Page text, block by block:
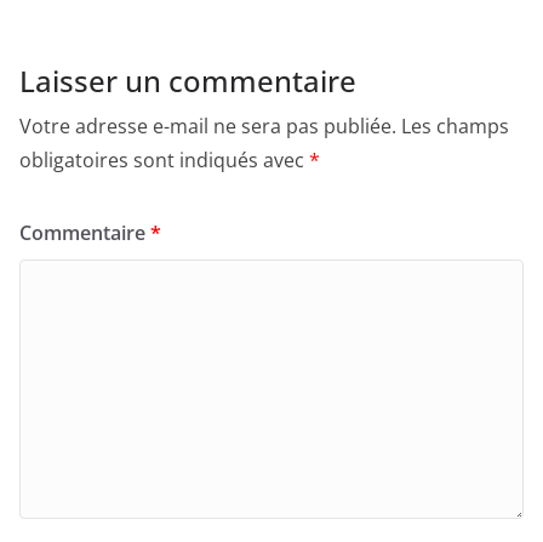
Laisser un commentaire
Votre adresse e-mail ne sera pas publiée. Les champs
obligatoires sont indiqués avec *
Commentaire*